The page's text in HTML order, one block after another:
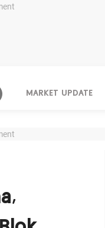
MARKET UPDATE